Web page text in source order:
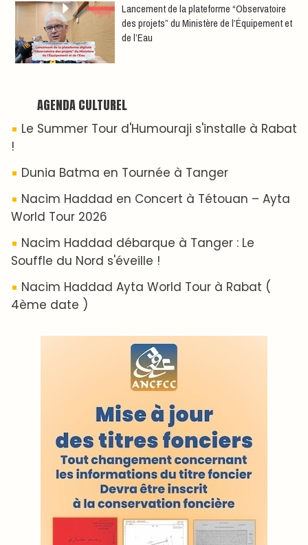
​Lancement de la plateforme “Observatoire
des projets” du Ministère de l’Équipement et
de l’Eau
AGENDA CULTUREL
Le Summer Tour d'Humouraji s'installe à Rabat
!
Dunia Batma en Tournée à Tanger
Nacim Haddad en Concert à Tétouan – Ayta
World Tour 2026
Nacim Haddad débarque à Tanger : Le
Souffle du Nord s'éveille !
Nacim Haddad Ayta World Tour à Rabat (
4ème date )